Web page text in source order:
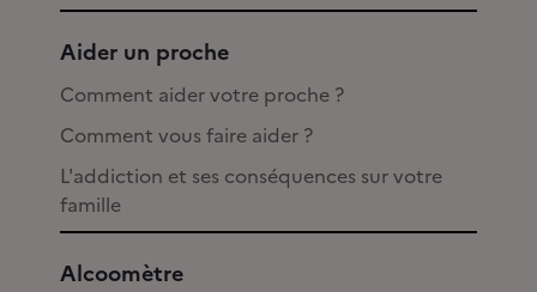
Aider un proche
Comment aider votre proche ?
Comment vous faire aider ?
L'addiction et ses conséquences sur votre
famille
Alcoomètre